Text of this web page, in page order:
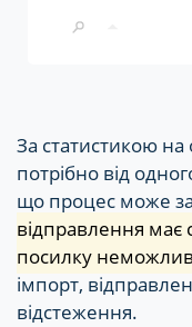
За статистикою
потрібно від
що процес може
відправлення має
посилку
імпорт,
відстеження.